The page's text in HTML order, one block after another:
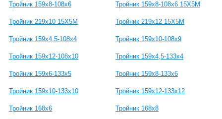
Тройник 159х8-108х6 Тройник 159х8-108х6 15Х5М
Тройник 219х10 15Х5М Тройник 219х12 15Х5М
Тройник 159х4,5-108х4 Тройник 159х10-108х9
Тройник 159х12-108х10 Тройник 159х4,5-133х4
Тройник 159х6-133х5 Тройник 159х8-133х6
Тройник 159х10-133х10 Тройник 159х12-133х12
Тройник 168х6 Тройник 168х8